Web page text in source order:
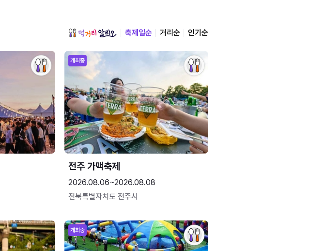
축제일순 거리순 인기순
개최중
전주 가맥축제
2026.08.06~2026.08.08
전북특별자치도 전주시
개최중